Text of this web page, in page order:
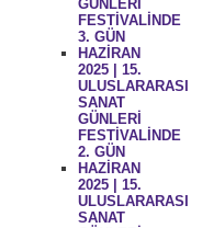
GÜNLERİ
FESTİVALİNDE
3. GÜN
HAZİRAN
2025 | 15.
ULUSLARARASI
SANAT
GÜNLERİ
FESTİVALİNDE
2. GÜN
HAZİRAN
2025 | 15.
ULUSLARARASI
SANAT